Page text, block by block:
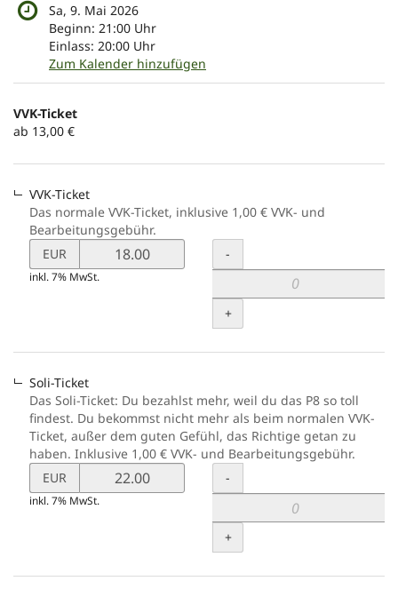
Sa, 9. Mai 2026
Beginn: 21:00 Uhr
Einlass: 20:00 Uhr
Zum Kalender hinzufügen
Produkte
Unkategorisierte
Produkte
VVK-Ticket
ab 13,00 €
VVK-Ticket
Das normale VVK-Ticket, inklusive 1,00 € VVK- und
Bearbeitungsgebühr.
Preis
von
VVK-
EUR
inkl. 7% MwSt.
Menge
-
+
Soli-Ticket
Das Soli-Ticket: Du bezahlst mehr, weil du das P8 so toll
findest. Du bekommst nicht mehr als beim normalen VVK-
Ticket, außer dem guten Gefühl, das Richtige getan zu
haben. Inklusive 1,00 € VVK- und Bearbeitungsgebühr.
Preis
von
Soli-
EUR
inkl. 7% MwSt.
Menge
-
+